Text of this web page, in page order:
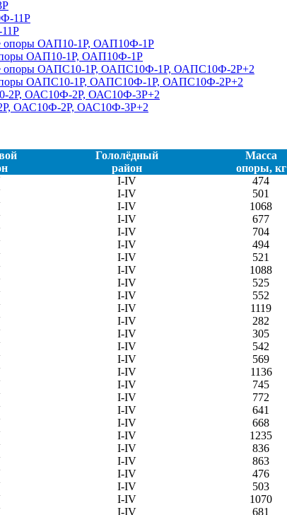
ОАП10-1Р, ОАП10Ф-1Р
ОАПС10-1Р, ОАПС10Ф-1Р, ОАПС10Ф-2Р+2
ОАС10Ф-2Р, ОАС10Ф-3Р+2
Гололёдный
район
Масса
опоры, кг
I-IV 474
I-IV 501
I-IV 1068
I-IV 677
I-IV 704
I-IV 494
I-IV 521
I-IV 1088
I-IV 525
I-IV 552
I-IV 1119
I-IV 282
I-IV 305
I-IV 542
I-IV 569
I-IV 1136
I-IV 745
I-IV 772
I-IV 641
I-IV 668
I-IV 1235
I-IV 836
I-IV 863
I-IV 476
I-IV 503
I-IV 1070
I-IV 681